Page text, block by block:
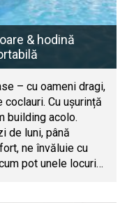
& hodină
– cu oameni dragi,
Cu ușurință
building acolo.
de luni, până
ne învăluie cu
pot unele locuri…